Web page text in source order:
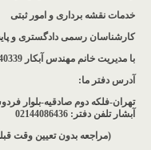
خدمات نقشه برداری و امور ثبتی
کارشناسان رسمی دادگستری و
با مدیریت خانم مهندس آبکار
آدرس دفتر ما:
تهران-فلکه دوم صادقیه-بلوار
آبشار تلفن دفتر: 02144086436
(مراجعه بدون تعیین وقت